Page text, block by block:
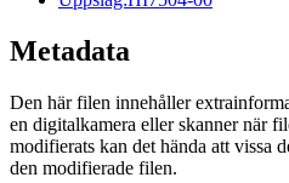
Metadata
Den här filen innehåller
en digitalkamera eller skanner när
modifierats kan det hända att vissa
den modifierade filen.